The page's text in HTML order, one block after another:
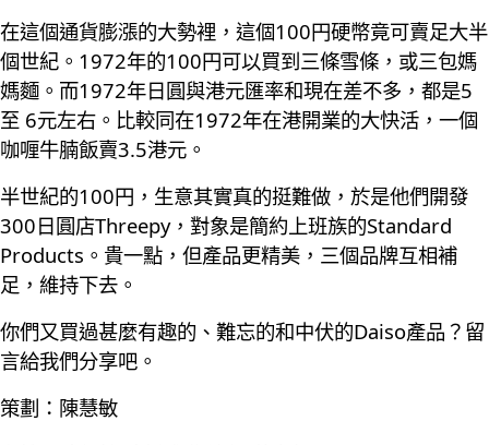
在這個通貨膨漲的大勢裡，這個100円硬幣竟可賣足大半
個世紀。1972年的100円可以買到三條雪條，或三包媽
媽麵。而1972年日圓與港元匯率和現在差不多，都是5
至 6元左右。比較同在1972年在港開業的大快活，一個
咖喱牛腩飯賣3.5港元。
半世紀的100円，生意其實真的挺難做，於是他們開發
300日圓店Threepy，對象是簡約上班族的Standard
Products。貴一點，但產品更精美，三個品牌互相補
足，維持下去。
你們又買過甚麼有趣的、難忘的和中伏的Daiso產品？留
言給我們分享吧。
策劃：陳慧敏